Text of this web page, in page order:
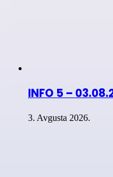
INFO 5 –
3. Avgusta 2026.